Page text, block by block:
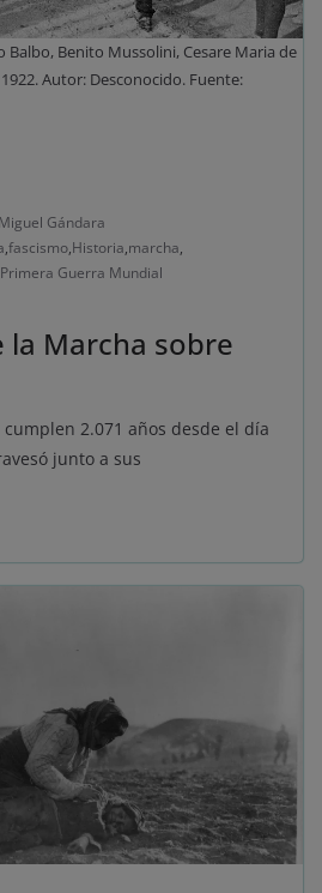
Balbo, Benito Mussolini, Cesare Maria de
Autor: Desconocido. Fuente:
Gándara
,fascismo,Historia,marcha,
Primera Guerra Mundial
la Marcha sobre
2.071 años desde el día
junto a sus